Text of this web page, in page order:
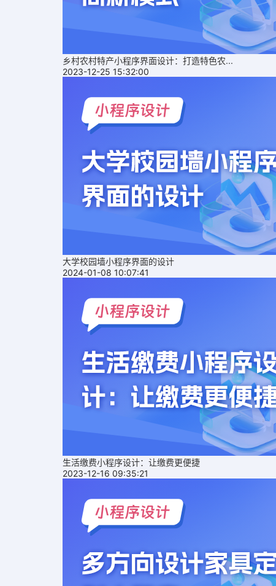
乡村农村特产小程序界面设计：打造特色农...
2023-12-25 15:32:00
大学校园墙小程序界面的设计
2024-01-08 10:07:41
生活缴费小程序设计：让缴费更便捷
2023-12-16 09:35:21